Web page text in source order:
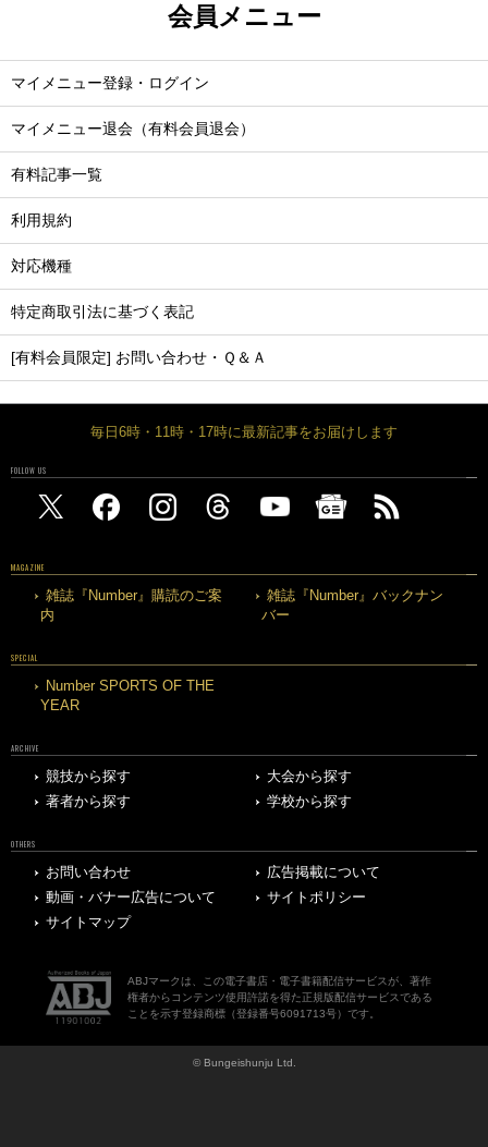
会員メニュー
マイメニュー登録・ログイン
マイメニュー退会（有料会員退会）
有料記事一覧
利用規約
対応機種
特定商取引法に基づく表記
[有料会員限定] お問い合わせ・Ｑ＆Ａ
毎日6時・11時・17時に最新記事をお届けします
FOLLOW US
MAGAZINE
雑誌『Number』購読のご案
内
雑誌『Number』バックナン
バー
SPECIAL
Number SPORTS OF THE
YEAR
ARCHIVE
競技から探す
大会から探す
著者から探す
学校から探す
OTHERS
お問い合わせ
広告掲載について
動画・バナー広告について
サイトポリシー
サイトマップ
ABJマークは、この電子書店・電子書籍配信サービスが、著作
権者からコンテンツ使用許諾を得た正規版配信サービスである
ことを示す登録商標（登録番号6091713号）です。
© Bungeishunju Ltd.